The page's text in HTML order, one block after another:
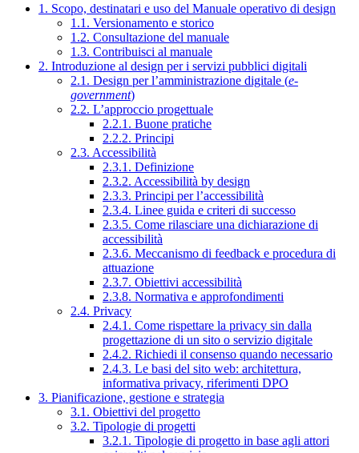
1. Scopo, destinatari e uso del Manuale operativo di design
1.1. Versionamento e storico
1.2. Consultazione del manuale
1.3. Contribuisci al manuale
2. Introduzione al design per i servizi pubblici digitali
2.1. Design per l’amministrazione digitale (e-
government)
2.2. L’approccio progettuale
2.2.1. Buone pratiche
2.2.2. Principi
2.3. Accessibilità
2.3.1. Definizione
2.3.2. Accessibilità by design
2.3.3. Principi per l’accessibilità
2.3.4. Linee guida e criteri di successo
2.3.5. Come rilasciare una dichiarazione di
accessibilità
2.3.6. Meccanismo di feedback e procedura di
attuazione
2.3.7. Obiettivi accessibilità
2.3.8. Normativa e approfondimenti
2.4. Privacy
2.4.1. Come rispettare la privacy sin dalla
progettazione di un sito o servizio digitale
2.4.2. Richiedi il consenso quando necessario
2.4.3. Le basi del sito web: architettura,
informativa privacy, riferimenti DPO
3. Pianificazione, gestione e strategia
3.1. Obiettivi del progetto
3.2. Tipologie di progetti
3.2.1. Tipologie di progetto in base agli attori